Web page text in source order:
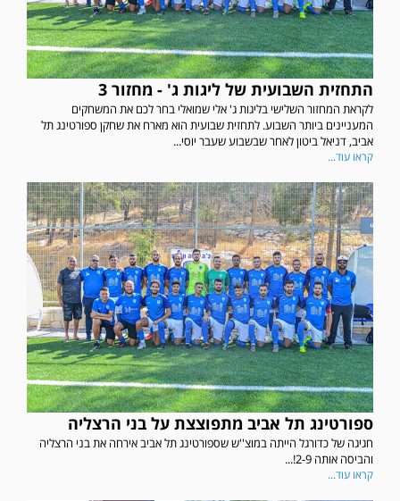
התחזית השבועית של ליגות ג' - מחזור 3
לקראת המחזור השלישי בליגות ג' אלי שמואלי בחר לכם את המשחקים
המעניינים ביותר השבוע. לתחזית שבועית הוא מארח את שחקן ספורטינג תל
אביב, דניאל ביטון לאחר שבשבוע שעבר יוסי...
קראו עוד...
ספורטינג תל אביב מתפוצצת על בני הרצליה
חגיגה של כדורגל הייתה במוצ''ש שספורטינג תל אביב אירחה את בני הרצליה
והביסה אותה 2-9!...
קראו עוד...